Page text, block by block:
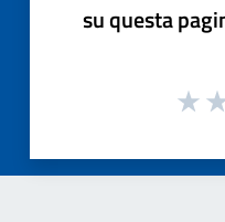
su questa